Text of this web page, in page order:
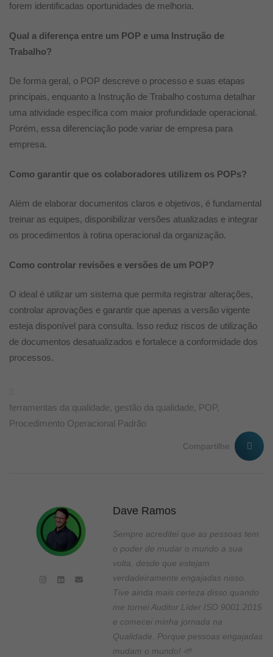
forem identificadas oportunidades de melhoria.
Qual a diferença entre um POP e uma Instrução de
Trabalho?
De forma geral, o POP descreve o processo e suas etapas
principais, enquanto a Instrução de Trabalho costuma detalhar
uma atividade específica com maior profundidade operacional.
Porém, essa diferenciação pode variar de empresa para
empresa.
Como garantir que os colaboradores utilizem os POPs?
Além de elaborar documentos claros e objetivos, é fundamental
treinar as equipes, disponibilizar versões atualizadas e integrar
os procedimentos à rotina operacional da organização.
Como controlar revisões e versões de um POP?
O ideal é utilizar um sistema que permita registrar alterações,
controlar aprovações e garantir que apenas a versão vigente
esteja disponível para consulta. Isso reduz riscos de utilização
de documentos desatualizados e fortalece a conformidade dos
processos.
ferramentas da qualidade, gestão da qualidade, POP,
Procedimento Operacional Padrão
Compartilhe
Dave Ramos
Sempre acreditei que as pessoas tem
o poder de mudar o mundo a sua
volta, desde que estejam
verdadeiramente engajadas nisso.
Tive ainda mais certeza disso quando
me tornei Auditor Líder ISO 9001:2015
e comecei minha jornada na
Qualidade. Porque pessoas engajadas
mudam o mundo! 🌱